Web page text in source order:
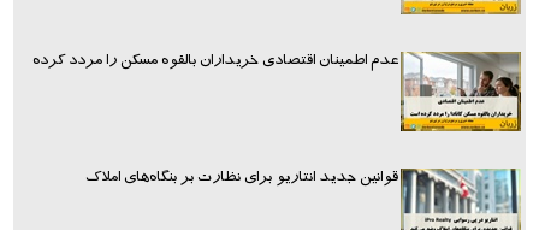
عدم اطمینان اقتصادی خریداران بالقوه مسکن را مردد کرده
قوانین جدید انتاریو برای نظارت بر بنگاه‌های املاک